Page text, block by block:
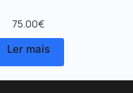
75.00€
Ler mais